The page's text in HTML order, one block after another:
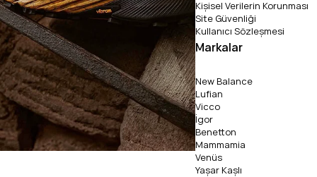
Kişisel Verilerin Korunması
Site Güvenliği
Kullanıcı Sözleşmesi
Markalar
New Balance
Lufian
Vicco
İgor
Benetton
Mammamia
Venüs
Yaşar Kaşlı